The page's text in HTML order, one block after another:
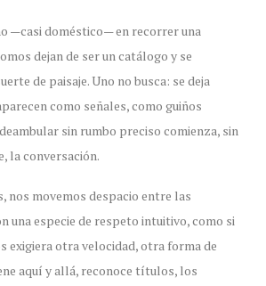
—casi doméstico— en recorrer una
dejan de ser un catálogo y se
de paisaje. Uno no busca: se deja
como señales, como guiños
sin rumbo preciso comienza, sin
la conversación.
nos movemos despacio entre las
una especie de respeto intuitivo, como si
exigiera otra velocidad, otra forma de
aquí y allá, reconoce títulos, los